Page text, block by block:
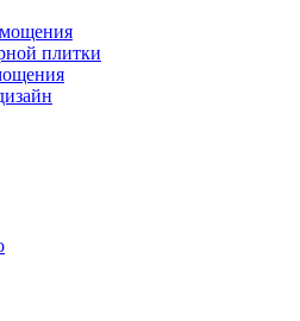
плитки